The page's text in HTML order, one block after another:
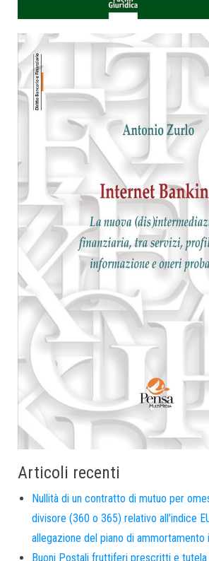
Articoli recenti
Nullità di un contratto di mutuo per
divisore (360 o 365) relativo all’indice
allegazione del piano di ammortamento
Buoni Postali fruttiferi prescritti e